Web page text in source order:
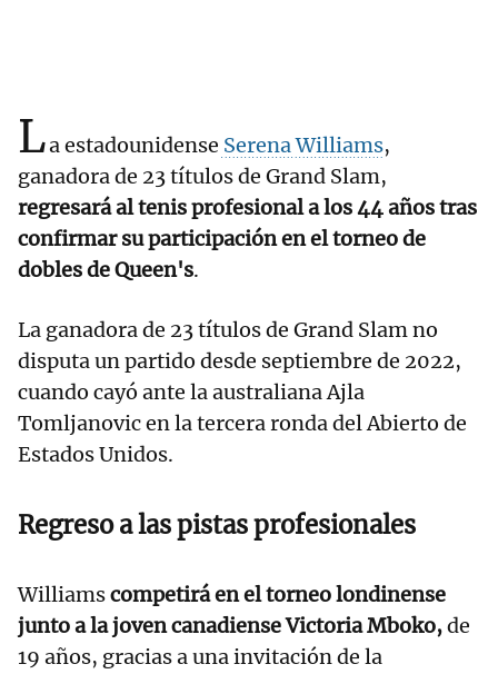
La estadounidense Serena Williams,
ganadora de 23 títulos de Grand Slam,
regresará al tenis profesional a los 44 años tras
confirmar su participación en el torneo de
dobles de Queen's.
La ganadora de 23 títulos de Grand Slam no
disputa un partido desde septiembre de 2022,
cuando cayó ante la australiana Ajla
Tomljanovic en la tercera ronda del Abierto de
Estados Unidos.
Regreso a las pistas profesionales
Williamscompetirá en el torneo londinense
junto a la joven canadiense Victoria Mboko,de
19 años, gracias a una invitación de la